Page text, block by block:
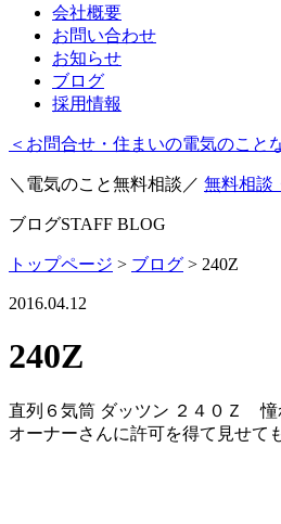
会社概要
お問い合わせ
お知らせ
ブログ
採用情報
＜お問合せ・住まいの電気のこと
＼電気のこと無料相談／ 無料相談
ブログSTAFF BLOG
トップページ > ブログ > 240Z
2016.04.12
240Z
直列６気筒 ダッツン ２４０Ｚ 憧
オーナーさんに許可を得て見せて